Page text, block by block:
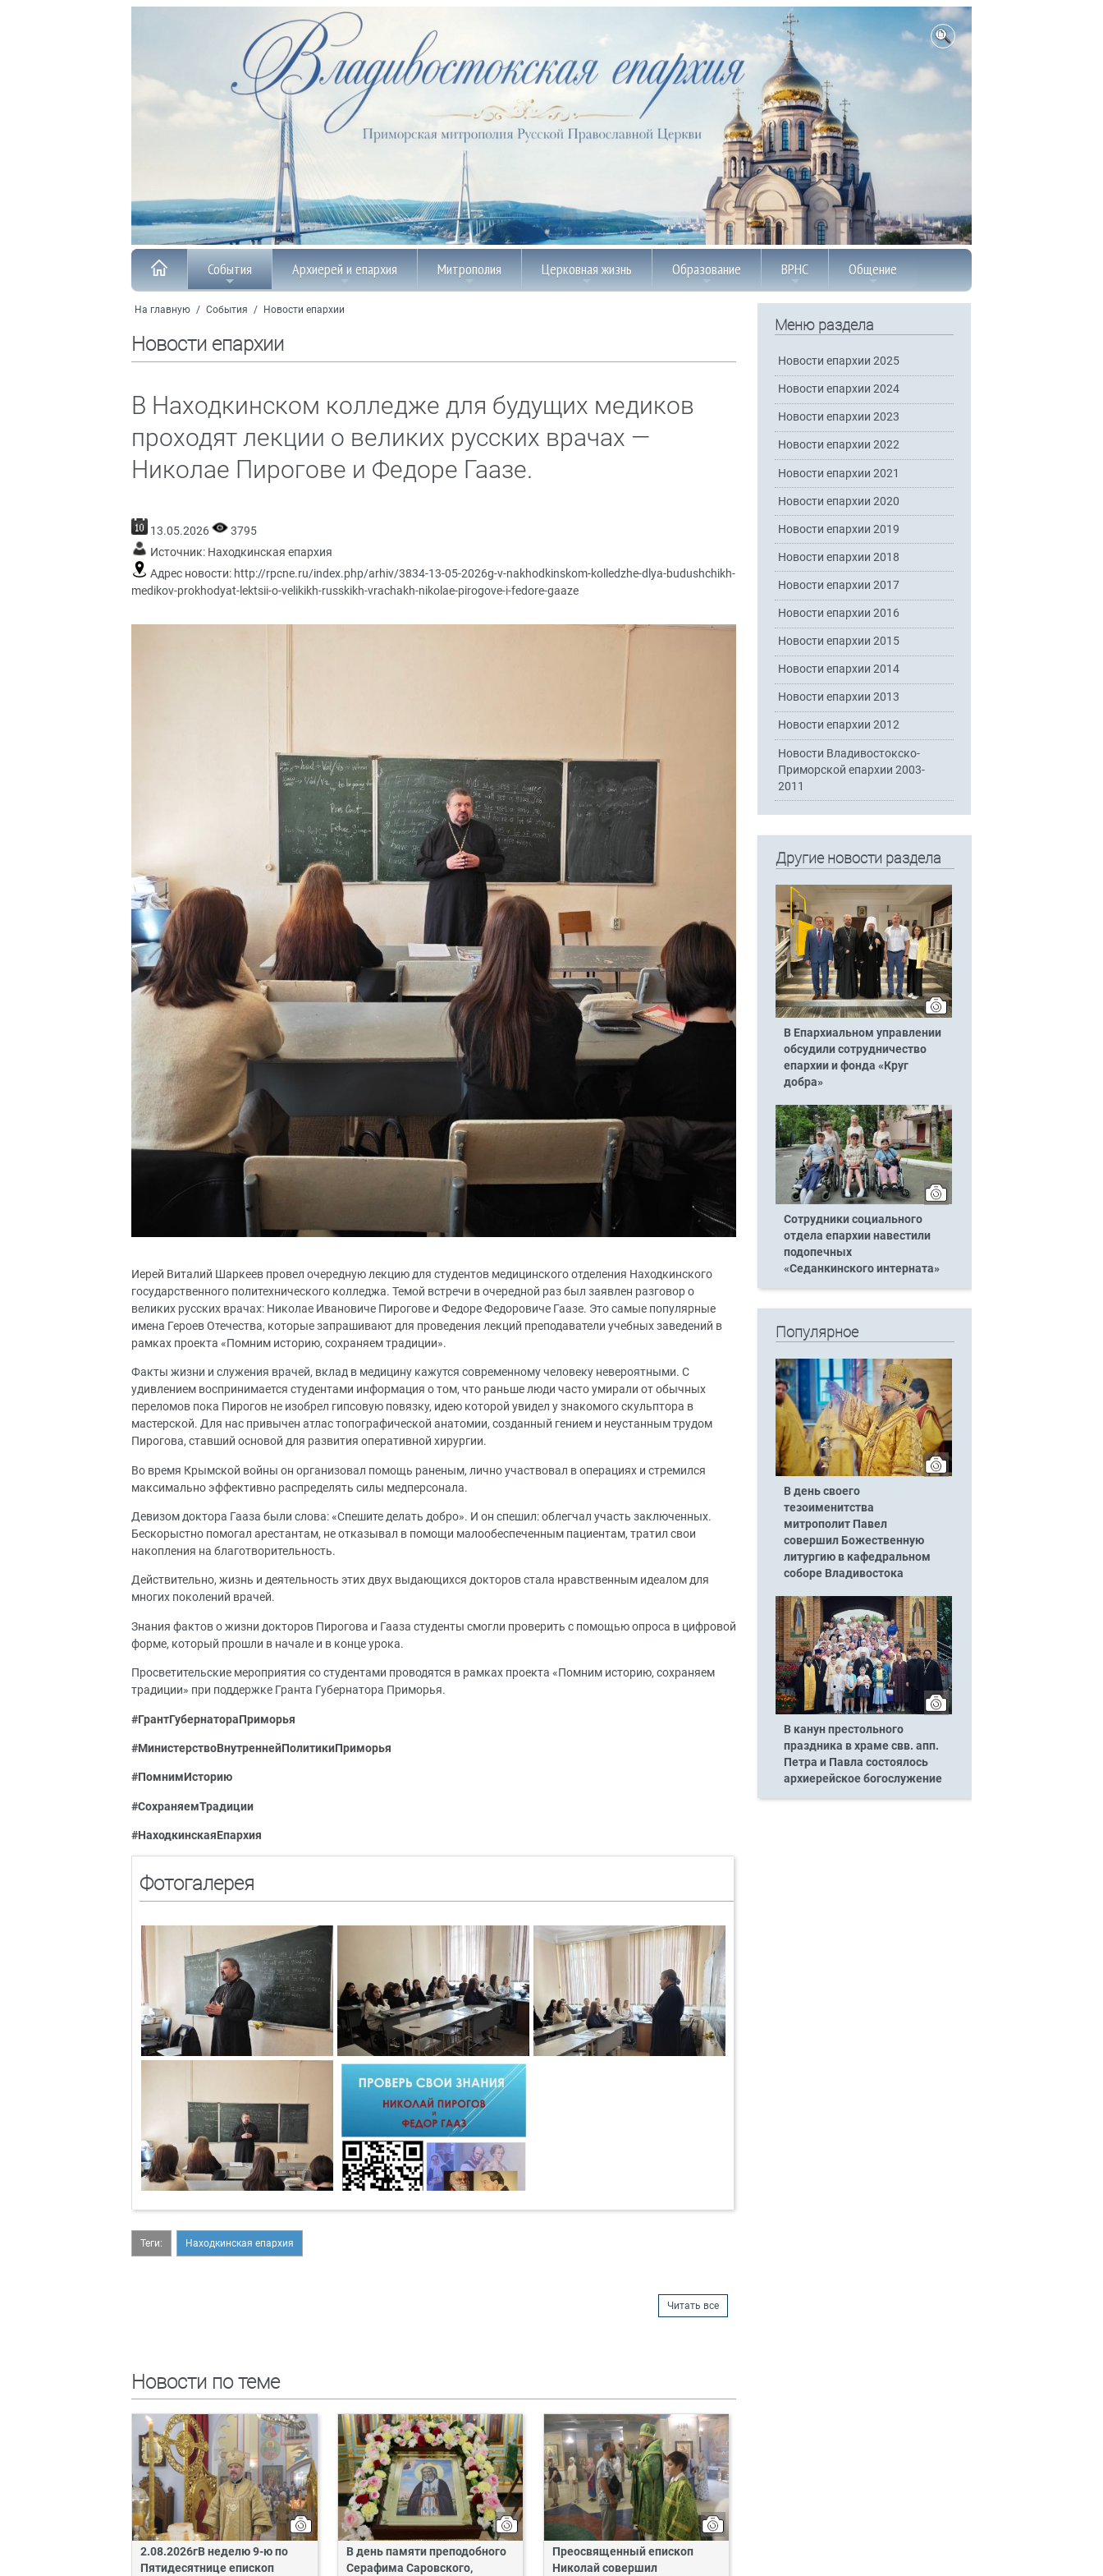
События Архиерей и епархия Митрополия Церковная жизнь Образование ВРНС Общение
На главную / События / Новости епархии
Новости епархии
В Находкинском колледже для будущих медиков
проходят лекции о великих русских врачах —
Николае Пирогове и Федоре Гаазе.
13.05.2026
3795
Источник: Находкинская епархия
Адрес новости: http://rpcne.ru/index.php/arhiv/3834-13-05-2026g-v-nakhodkinskom-kolledzhe-dlya-budushchikh-
medikov-prokhodyat-lektsii-o-velikikh-russkikh-vrachakh-nikolae-pirogove-i-fedore-gaaze
Иерей Виталий Шаркеев провел очередную лекцию для студентов медицинского отделения Находкинского
государственного политехнического колледжа. Темой встречи в очередной раз был заявлен разговор о
великих русских врачах: Николае Ивановиче Пирогове и Федоре Федоровиче Гаазе. Это самые популярные
имена Героев Отечества, которые запрашивают для проведения лекций преподаватели учебных заведений в
рамках проекта «Помним историю, сохраняем традиции».
Факты жизни и служения врачей, вклад в медицину кажутся современному человеку невероятными. С
удивлением воспринимается студентами информация о том, что раньше люди часто умирали от обычных
переломов пока Пирогов не изобрел гипсовую повязку, идею которой увидел у знакомого скульптора в
мастерской. Для нас привычен атлас топографической анатомии, созданный гением и неустанным трудом
Пирогова, ставший основой для развития оперативной хирургии.
Во время Крымской войны он организовал помощь раненым, лично участвовал в операциях и стремился
максимально эффективно распределять силы медперсонала.
Девизом доктора Гааза были слова: «Спешите делать добро». И он спешил: облегчал участь заключенных.
Бескорыстно помогал арестантам, не отказывал в помощи малообеспеченным пациентам, тратил свои
накопления на благотворительность.
Действительно, жизнь и деятельность этих двух выдающихся докторов стала нравственным идеалом для
многих поколений врачей.
Знания фактов о жизни докторов Пирогова и Гааза студенты смогли проверить с помощью опроса в цифровой
форме, который прошли в начале и в конце урока.
Просветительские мероприятия со студентами проводятся в рамках проекта «Помним историю, сохраняем
традиции» при поддержке Гранта Губернатора Приморья.
#ГрантГубернатораПриморья
#МинистерствоВнутреннейПолитикиПриморья
#ПомнимИсторию
#СохраняемТрадиции
#НаходкинскаяЕпархия
Фотогалерея
Теги: Находкинская епархия
Читать все
Новости по теме
2.08.2026гВ неделю 9-ю по
Пятидесятнице епископ
В день памяти преподобного
Серафима Саровского,
Преосвященный епископ
Николай совершил
Меню раздела
Новости епархии 2025
Новости епархии 2024
Новости епархии 2023
Новости епархии 2022
Новости епархии 2021
Новости епархии 2020
Новости епархии 2019
Новости епархии 2018
Новости епархии 2017
Новости епархии 2016
Новости епархии 2015
Новости епархии 2014
Новости епархии 2013
Новости епархии 2012
Новости Владивостокско-
Приморской епархии 2003-
2011
Другие новости раздела
В Епархиальном управлении
обсудили сотрудничество
епархии и фонда «Круг
добра»
Сотрудники социального
отдела епархии навестили
подопечных
«Седанкинского интерната»
Популярное
В день своего
тезоименитства
митрополит Павел
совершил Божественную
литургию в кафедральном
соборе Владивостока
В канун престольного
праздника в храме свв. апп.
Петра и Павла состоялось
архиерейское богослужение